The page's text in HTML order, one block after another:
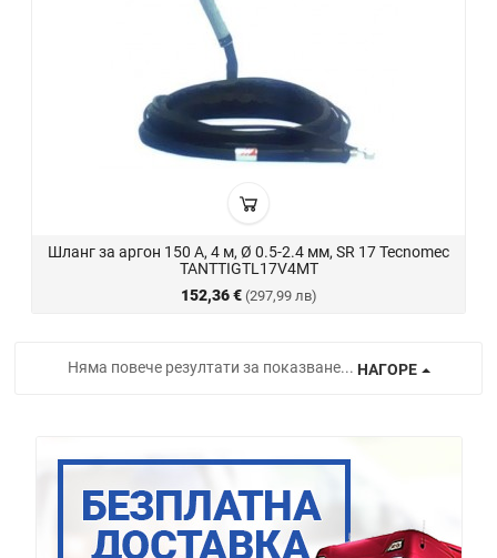
Шланг за аргон 150 А, 4 м, Ø 0.5-2.4 мм, SR 17 Tecnomec
TANTTIGTL17V4MT
152,36 € (297,99 лв)
Няма повече резултати за показване... НАГОРЕ